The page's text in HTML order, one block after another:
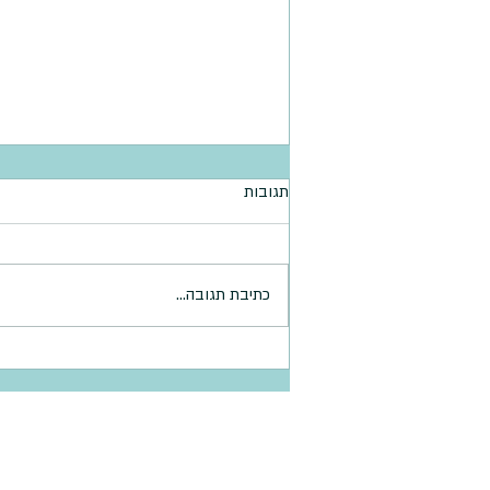
עוגיות קמח חומוס בריאות
תגובות
כתיבת תגובה...